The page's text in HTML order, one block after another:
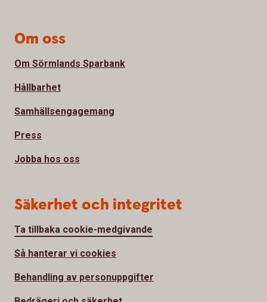
Om oss
Om Sörmlands Sparbank
Hållbarhet
Samhällsengagemang
Press
Jobba hos oss
Säkerhet och integritet
Ta tillbaka cookie-medgivande
Så hanterar vi cookies
Behandling av personuppgifter